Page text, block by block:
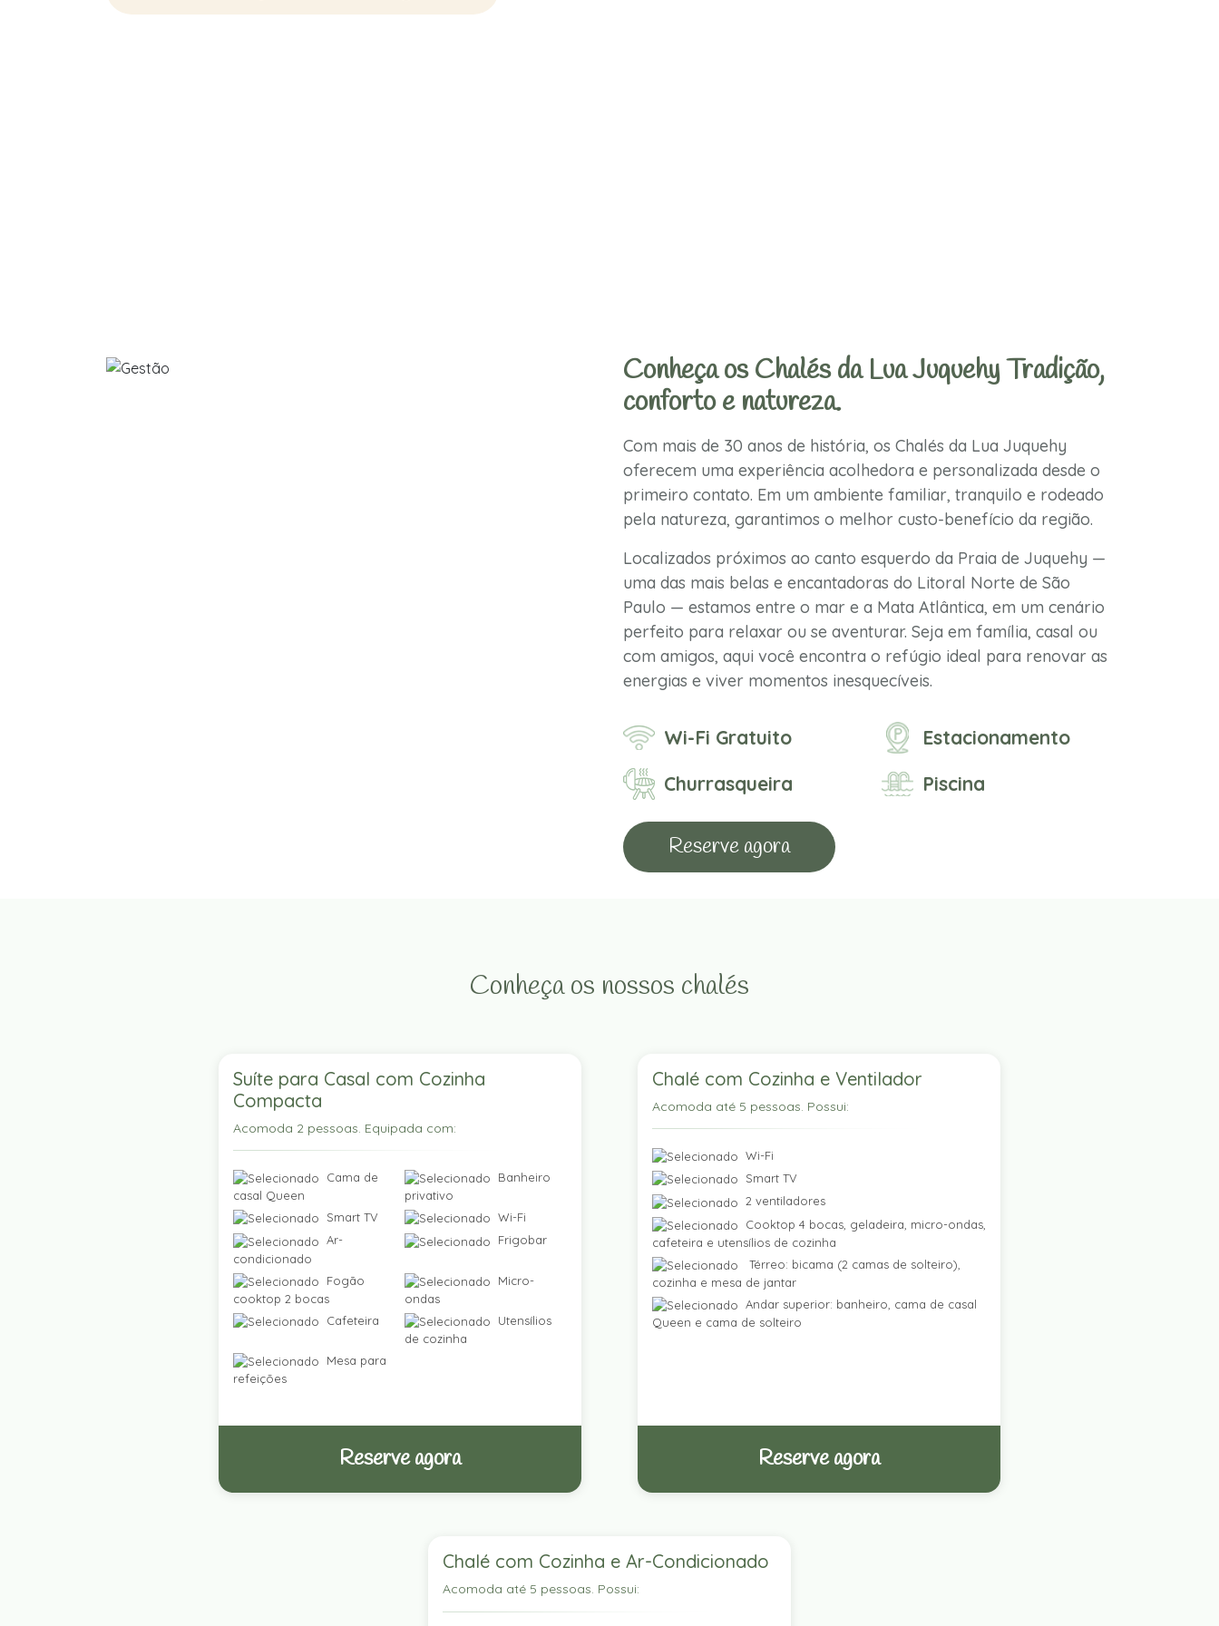
Conheça os Chalés da Lua Juquehy Tradição,
conforto e natureza.
Com mais de 30 anos de história, os Chalés da Lua Juquehy
oferecem uma experiência acolhedora e personalizada desde o
primeiro contato. Em um ambiente familiar, tranquilo e rodeado
pela natureza, garantimos o melhor custo-benefício da região.
Localizados próximos ao canto esquerdo da Praia de Juquehy —
uma das mais belas e encantadoras do Litoral Norte de São
Paulo — estamos entre o mar e a Mata Atlântica, em um cenário
perfeito para relaxar ou se aventurar. Seja em família, casal ou
com amigos, aqui você encontra o refúgio ideal para renovar as
energias e viver momentos inesquecíveis.
Wi-Fi Gratuito
Estacionamento
Churrasqueira
Piscina
Reserve agora
Conheça os nossos chalés
Suíte para Casal com Cozinha
Compacta
Acomoda 2 pessoas. Equipada com:
Cama de
casal Queen
Banheiro
privativo
Smart TV
Wi-Fi
Ar-
condicionado
Frigobar
Fogão
cooktop 2 bocas
Micro-
ondas
Cafeteira
Utensílios
de cozinha
Mesa para
refeições
Reserve agora
Chalé com Cozinha e Ventilador
Acomoda até 5 pessoas. Possui:
Wi-Fi
Smart TV
2 ventiladores
Cooktop 4 bocas, geladeira, micro-ondas,
cafeteira e utensílios de cozinha
Térreo: bicama (2 camas de solteiro),
cozinha e mesa de jantar
Andar superior: banheiro, cama de casal
Queen e cama de solteiro
Reserve agora
Chalé com Cozinha e Ar-Condicionado
Acomoda até 5 pessoas. Possui: